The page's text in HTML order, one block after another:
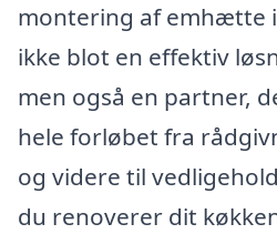
montering af emhætte
ikke blot en effektiv
men også en partner,
hele forløbet fra
og videre til
du renoverer dit